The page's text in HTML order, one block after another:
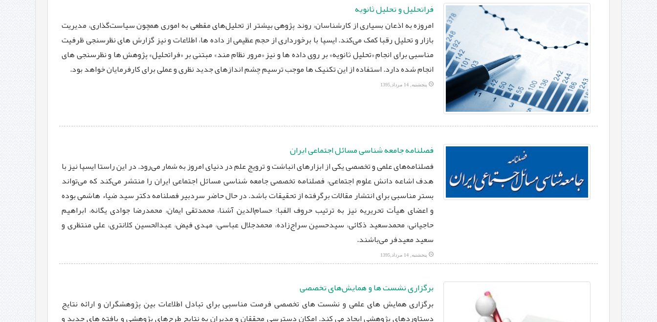
فراتحلیل و تحلیل ثانویه
امروزه به اذعان بسیاری از کارشناسان، روند پژوهی بیشتر از تحلیل‌های مقطعی به اموری همچون سیاست‌گذاری، مدیریت
بازار و تحلیل رقبا کمک می‌کند. ایسپا با برخورداری از حجم عظیمی از داده ها، اطلاعات و نیز گزارش های نظرسنجی ظرفیت
مناسبی برای انجام «تحلیل ثانویه» بر روی داده ها و نیز «مرور نظام مند» مبتنی بر «فراتحلیل» پژوهش ها و نظرسنجی های
انجام شده دارد. استفاده از این تکنیک ها موجب ترسیم چشم اندازهای جدید نظری و عملی برای کارفرمایان خواهد بود.
پنجشنبه, 14 مرداد,1395
فصلنامه جامعه شناسی مسائل اجتماعی ایران
فصلنامه‌های علمی و تخصصی یکی از ابزارهای انباشت و ترویج علم در دنیای امروز به شمار می‌رود. در این راستا ایسپا نیز با
هدف اشاعه دانش علوم اجتماعی، فصلنامه تخصصی جامعه شناسی مسائل اجتماعی ایران را منتشر می‌کند که می‌تواند
بستر مناسبی برای انتشار مقالات برگرفته از تحقیقات باشد. در حال حاضر سردبیر فصلنامه دکتر سید ضیاء هاشمی بوده
و اعضای هیأت تحریریه نیز به ترتیب حروف الفبا؛ حسام‌الدین آشنا، محمد‌تقی ایمان، محمد‌رضا جوادی یگانه، ابراهیم
حاجیانی، محمد‌سعید ذکائی، سید‌حسین سراج‌زاده، محمد‌جلال عباسی، مهدی فیض، عبدالحسین کلانتری، علی منتظری و
سعید معیدفر می‌باشند.
پنجشنبه, 14 مرداد,1395
برگزاری نشست ها و همایش‌های تخصصی
برگزاری همایش های علمی و نشست های تخصصی فرصت مناسبی برای تبادل اطلاعات بین پژوهشگران و ارائه نتایج
دستاوردهای پژوهشی ایجاد می کند. امکان دسترسی محققان و مدیران به نتایج طرح‌های پژوهشی و یافته های جدید و